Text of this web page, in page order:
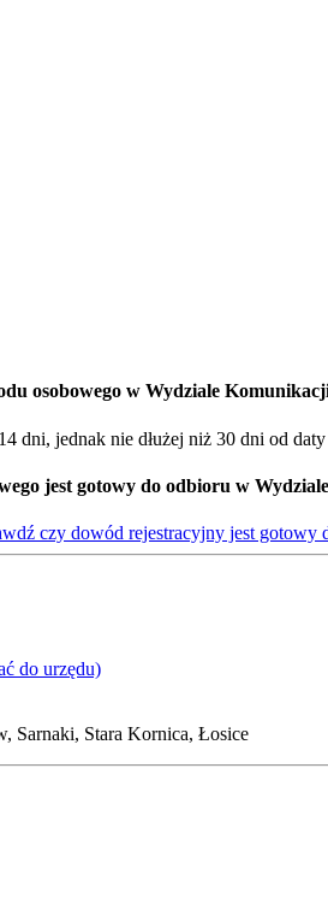
osobowego w Wydziale
jednak nie dłużej niż 30 dni od
jest gotowy do odbioru w
czy dowód rejestracyjny jest gotowy
do urzędu)
Sarnaki, Stara Kornica, Łosice